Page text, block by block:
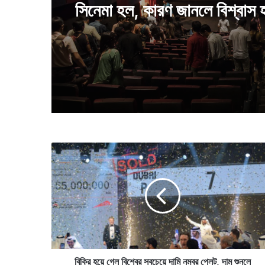
টানটান সিনেমার মাঝপথে ফাঁকা
সিনেমা হল, কারণ জানলে বিশ্বাস
রং করা হয়েছিল, তাতে কি উপকার
বি
ক্রি
হ
য়ে
গে
ল
বি
শ্বে
র
বিক্রি হয়ে গেল বিশ্বের সবচেয়ে দামি নম্বর প্লেট, দাম শুনলে